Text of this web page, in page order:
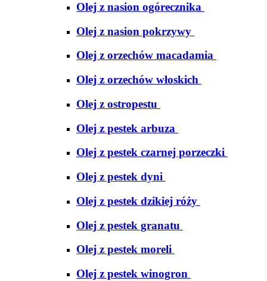
Olej z nasion ogórecznika
Olej z nasion pokrzywy
Olej z orzechów macadamia
Olej z orzechów włoskich
Olej z ostropestu
Olej z pestek arbuza
Olej z pestek czarnej porzeczki
Olej z pestek dyni
Olej z pestek dzikiej róży
Olej z pestek granatu
Olej z pestek moreli
Olej z pestek winogron